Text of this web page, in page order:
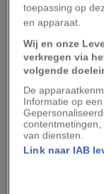
opnieuw is
van de
dan toen het
Op de
elegant,
tekens, dat in
afgewisseld
toepassing op
en apparaat.
Wij en onze
verkregen via
volgende
De
Informatie op
van diensten.
Link naar IAB